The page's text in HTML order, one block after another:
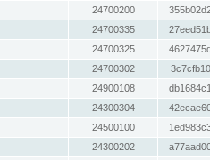
24700200
24700335
24700325
24700302
24900108
24300304
24500100
24300202